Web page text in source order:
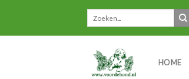
content
HOME